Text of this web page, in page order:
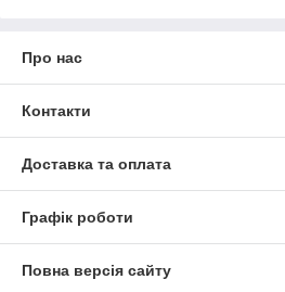
Про нас
Контакти
Доставка та оплата
Графік роботи
Повна версія сайту